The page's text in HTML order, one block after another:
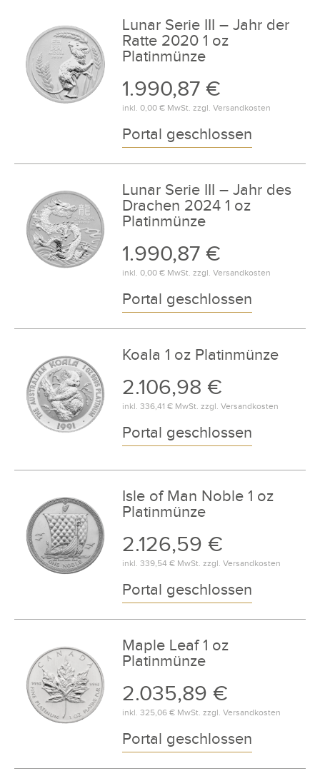
Lunar Serie III – Jahr der
Ratte 2020 1 oz
Platinmünze
1.990,87 €
inkl. 0,00 €MwSt. zzgl. Versandkosten
Portal geschlossen
Lunar Serie III – Jahr des
Drachen 2024 1 oz
Platinmünze
1.990,87 €
inkl. 0,00 €MwSt. zzgl. Versandkosten
Portal geschlossen
Koala 1 oz Platinmünze
2.106,98 €
inkl. 336,41 €MwSt. zzgl. Versandkosten
Portal geschlossen
Isle of Man Noble 1 oz
Platinmünze
2.126,59 €
inkl. 339,54 €MwSt. zzgl. Versandkosten
Portal geschlossen
Maple Leaf 1 oz
Platinmünze
2.035,89 €
inkl. 325,06 €MwSt. zzgl. Versandkosten
Portal geschlossen